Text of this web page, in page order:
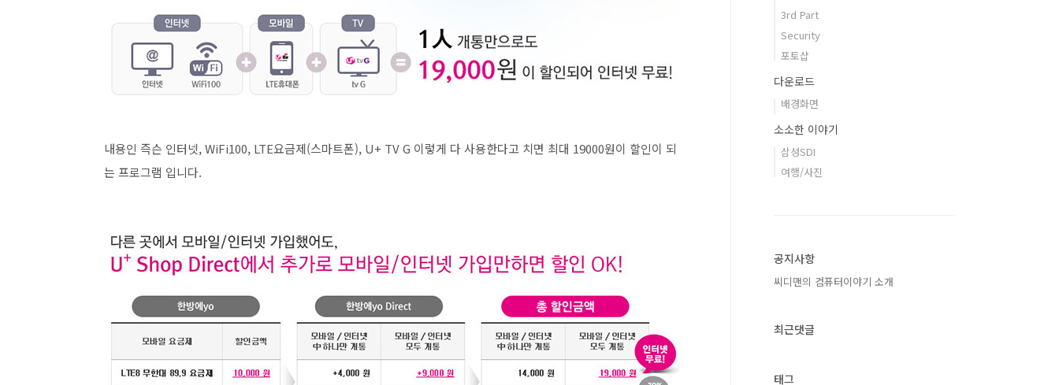
내용인 즉슨 인터넷, WiFi100, LTE요금제(스마트폰), U+ TV G 이렇게 다 사용한다고 치면 최대 19000원이 할인이 되
는 프로그램 입니다.
3rd Part
Security
포토샵
다운로드
배경화면
소소한 이야기
삼성SDI
여행/사진
공지사항
씨디맨의 컴퓨터이야기 소개
최근댓글
태그